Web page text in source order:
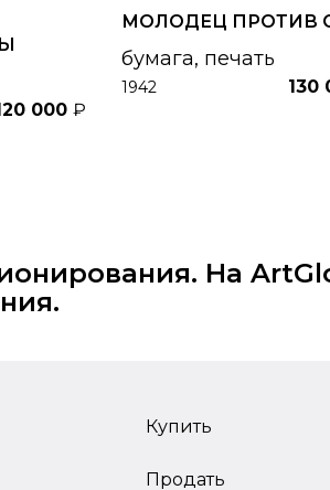
000 ₽
МОЛОДЕЦ ПРОТИВ
бумага, печать
1942 130
На
Купить
Продать